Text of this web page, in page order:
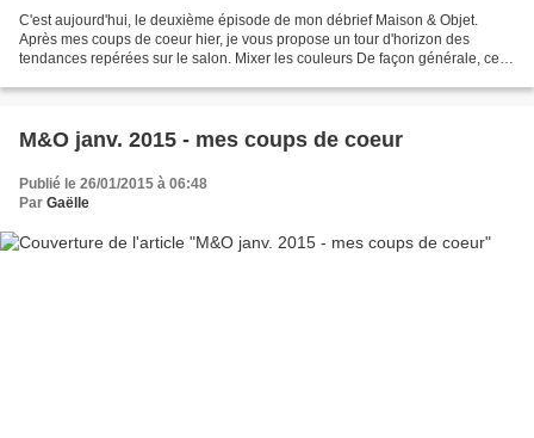
C'est aujourd'hui, le deuxième épisode de mon débrief Maison & Objet.
Après mes coups de coeur hier, je vous propose un tour d'horizon des
tendances repérées sur le salon. Mixer les couleurs De façon générale, ce
M&O janv. 2015 - mes coups de coeur
Publié le 26/01/2015 à 06:48
Par Gaëlle